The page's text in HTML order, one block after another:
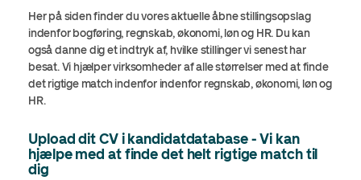
Her på siden finder du vores aktuelle åbne stillingsopslag
indenfor bogføring, regnskab, økonomi, løn og HR. Du kan
også danne dig et indtryk af, hvilke stillinger vi senest har
besat. Vi hjælper virksomheder af alle størrelser med at finde
det rigtige match indenfor indenfor regnskab, økonomi, løn og
HR.
Upload dit CV i kandidatdatabase - Vi kan
hjælpe med at finde det helt rigtige match til
dig